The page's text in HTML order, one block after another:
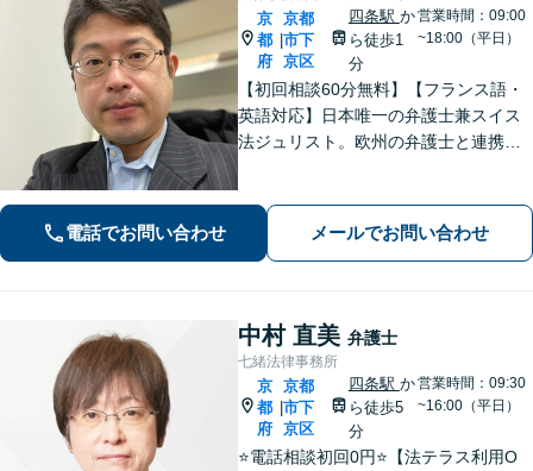
京
都
府
|
京都
市下
京区
四条駅 か
ら徒歩1
分
営業時間：09:00
~18:00（平日）
【初回相談60分無料】【フランス語・
英語対応】日本唯一の弁護士兼スイス
法ジュリスト。欧州の弁護士と連携し
上げ／英仏日契約法務／ハーグ条約案
件などお任せ【WEB対応｜休日・夜間
電話でお問い合わせ メールでお問い合わせ
中村 直美 弁護士
七緒法律事務所
京
都
府
|
京都
市下
京区
四条駅 か
ら徒歩5
分
営業時間：09:30
~16:00（平日）
⭐️電話相談初回0円⭐️【法テラス利用O